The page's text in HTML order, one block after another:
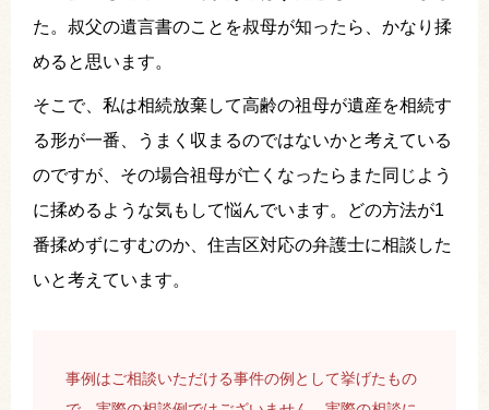
た。叔父の遺言書のことを叔母が知ったら、かなり揉
めると思います。
そこで、私は相続放棄して高齢の祖母が遺産を相続す
る形が一番、うまく収まるのではないかと考えている
のですが、その場合祖母が亡くなったらまた同じよう
に揉めるような気もして悩んでいます。どの方法が1
番揉めずにすむのか、住吉区対応の弁護士に相談した
いと考えています。
事例はご相談いただける事件の例として挙げたもの